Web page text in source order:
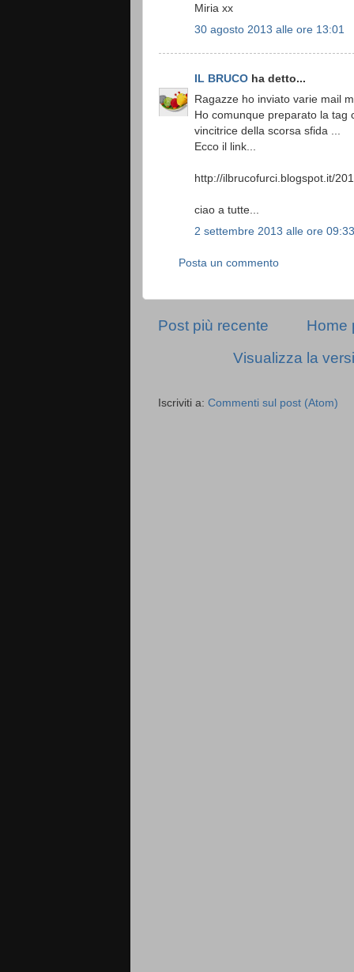
Miria xx
30 agosto 2013 alle ore 13:01
IL BRUCO ha detto...
Ragazze ho inviato varie mail
Ho comunque preparato la tag
vincitrice della scorsa sfida ...
Ecco il link...
http://ilbrucofurci.blogspot.it/
ciao a tutte...
2 settembre 2013 alle ore 09:33
Posta un commento
Post più recente
Home
Visualizza la
Iscriviti a: Commenti sul post (Atom)